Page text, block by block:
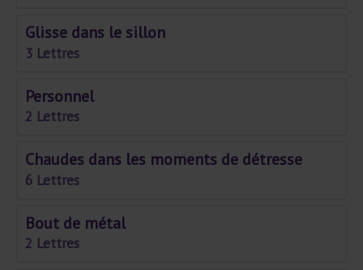
Glisse dans le sillon
3 Lettres
Personnel
2 Lettres
Chaudes dans les moments de détresse
6 Lettres
Bout de métal
2 Lettres